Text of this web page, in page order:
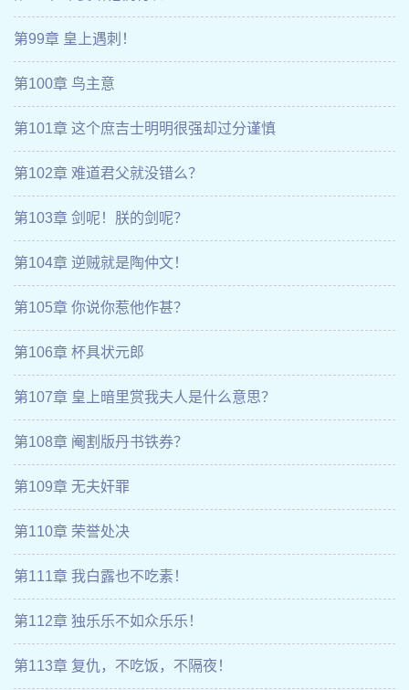
第99章 皇上遇刺！
第100章 鸟主意
第101章 这个庶吉士明明很强却过分谨慎
第102章 难道君父就没错么？
第103章 剑呢！朕的剑呢？
第104章 逆贼就是陶仲文！
第105章 你说你惹他作甚？
第106章 杯具状元郎
第107章 皇上暗里赏我夫人是什么意思？
第108章 阉割版丹书铁券？
第109章 无夫奸罪
第110章 荣誉处决
第111章 我白露也不吃素！
第112章 独乐乐不如众乐乐！
第113章 复仇，不吃饭，不隔夜！